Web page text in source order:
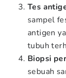
Tes
sampel
antigen
tubuh
Biopsi
sebuah